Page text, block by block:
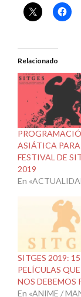
Relacionado
ASIÁTICA PARA
FESTIVAL DE
2019
En
SITGES 2019: 15
PELÍCULAS
NOS DEBEMOS
En «ANIME /